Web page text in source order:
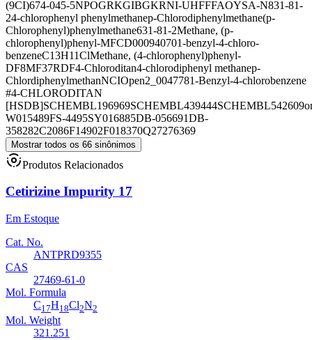
(9CI)674-045-5NPOGRKGIBGKRNI-UHFFFAOYSA-N831-81-
24-chlorophenyl phenylmethanep-Chlorodiphenylmethane(p-
Chlorophenyl)phenylmethane631-81-2Methane, (p-
chlorophenyl)phenyl-MFCD000940701-benzyl-4-chloro-
benzeneC13H11ClMethane, (4-chlorophenyl)phenyl-
DF8MF37RDF4-Chloroditan4-chlorodiphenyl methanep-
ChlordiphenylmethanNCIOpen2_0047781-Benzyl-4-chlorobenzene
#4-CHLORODITAN
[HSDB]SCHEMBL196969SCHEMBL439444SCHEMBL542609
W015489FS-4495SY016885DB-056691DB-
358282C2086F14902F018370Q27276369
Mostrar todos os 66 sinônimos
Produtos Relacionados
Cetirizine Impurity 17
Em Estoque
Cat. No.
ANTPRD9355
CAS
27469-61-0
Mol. Formula
C17H18Cl2N2
Mol. Weight
321.251